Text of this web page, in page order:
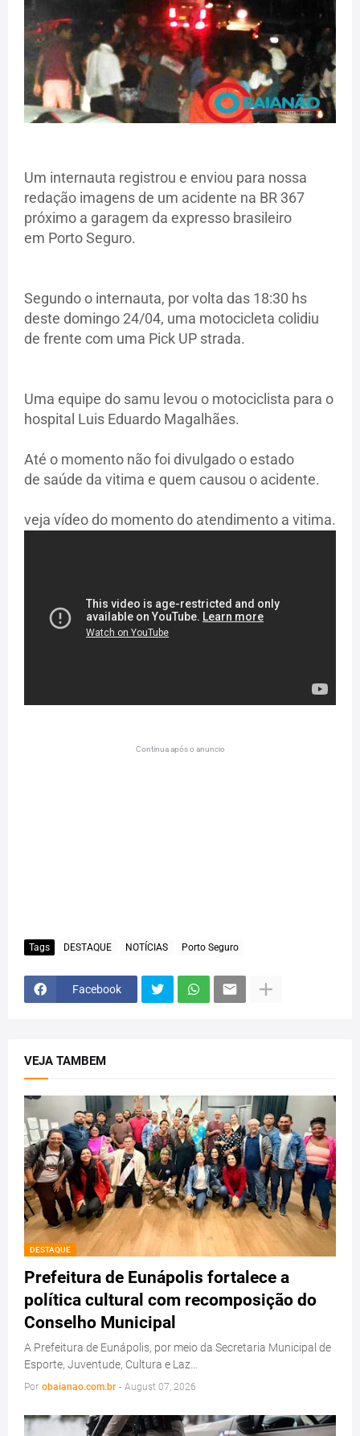
Um internauta registrou e enviou para nossa
redação imagens de um acidente na BR 367
próximo a garagem da expresso brasileiro
em Porto Seguro.
Segundo o internauta, por volta das 18:30 hs
deste domingo 24/04, uma motocicleta colidiu
de frente com uma Pick UP strada.
Uma equipe do samu levou o motociclista para o
hospital Luis Eduardo Magalhães.
Até o momento não foi divulgado o estado
de saúde da vitima e quem causou o acidente.
veja vídeo do momento do atendimento a vitima.
Continua após o anuncio
Tags DESTAQUE NOTÍCIAS Porto Seguro
Facebook
VEJA TAMBEM
DESTAQUE
Prefeitura de Eunápolis fortalece a
política cultural com recomposição do
Conselho Municipal
A Prefeitura de Eunápolis, por meio da Secretaria Municipal de
Esporte, Juventude, Cultura e Laz…
Por obaianao.com.br - August 07, 2026